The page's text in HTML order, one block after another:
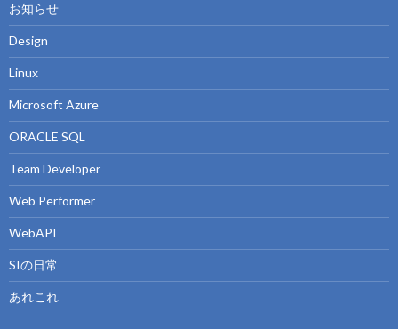
お知らせ
Design
Linux
Microsoft Azure
ORACLE SQL
Team Developer
Web Performer
WebAPI
SIの日常
あれこれ